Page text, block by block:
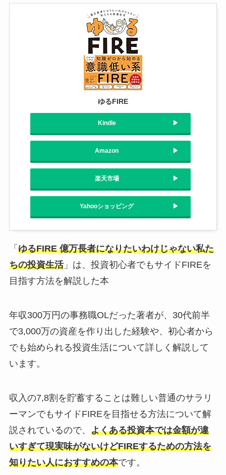
ゆるFIRE
Kindle
Amazon
楽天市場
Yahooショッピング
「 ゆるFIRE 億万長者になりたいわけじゃない私た
ちの投資生活」は、投資初心者でもサイドFIREを
目指す方法を解説した本
年収300万円の事務職OLだった著者が、30代前半
で3,000万の資産を作り出した経験や、初心者から
でも始められる投資生活について詳しく解説して
います。
収入の7,8割を貯蓄することは難しい普通のサラリ
ーマンでもサイドFIREを目指せる方法について解
説されているので、 よくある投資本では金額が違
いすぎて現実味がないけどFIREするための方法を
知りたい人におすすめの本です。